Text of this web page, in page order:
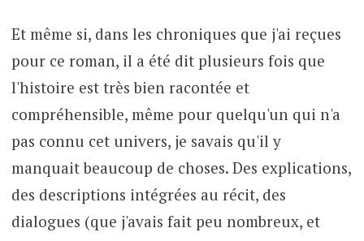
Et même si, dans les chroniques que j'ai reçues
pour ce roman, il a été dit plusieurs fois que
l'histoire est très bien racontée et
compréhensible, même pour quelqu'un qui n'a
pas connu cet univers, je savais qu'il y
manquait beaucoup de choses. Des explications,
des descriptions intégrées au récit, des
dialogues (que j'avais fait peu nombreux, et